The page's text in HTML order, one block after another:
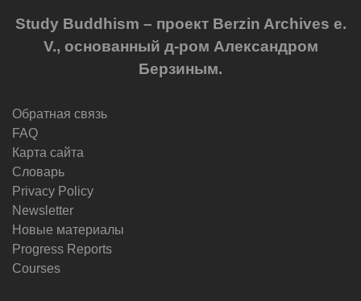
Study Buddhism – проект Berzin Archives e.
V., основанный д-ром Александром
Берзиным.
Обратная связь
FAQ
Карта сайта
Словарь
Privacy Policy
Newsletter
Новые материалы
Progress Reports
Courses